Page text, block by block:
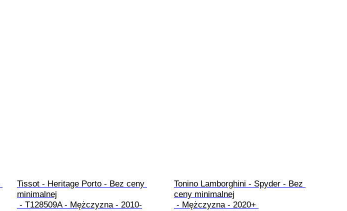
Tissot - Heritage Porto - Bez ceny
minimalnej
Tonino Lamborghini - Spyder - Bez
ceny minimalnej
- Mężczyzna - 2020+